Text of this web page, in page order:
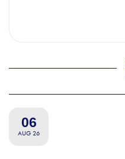
06
AUG 26